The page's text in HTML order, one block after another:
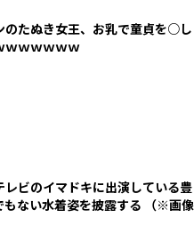
のたぬき女王、お乳で童貞を○し
ｗｗｗｗｗｗ
レビのイマドキに出演している豊
もない水着姿を披露する （※画像